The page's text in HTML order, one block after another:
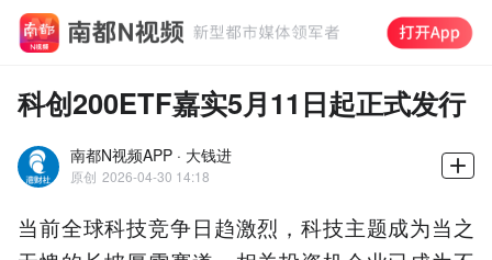
科创200ETF嘉实5月11日起正式发行
南都N视频APP · 大钱进
原创 2026-04-30 14:18
当前全球科技竞争日趋激烈，科技主题成为当之